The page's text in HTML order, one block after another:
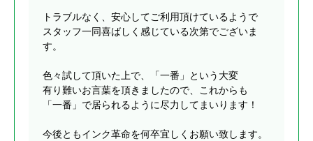
トラブルなく、安心してご利用頂けているようで
スタッフ一同喜ばしく感じている次第でございま
す。
色々試して頂いた上で、「一番」という大変
有り難いお言葉を頂きましたので、これからも
「一番」で居られるように尽力してまいります！
今後ともインク革命を何卒宜しくお願い致します。